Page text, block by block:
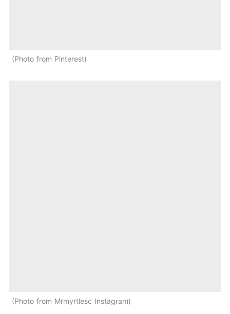
Photo from Pinterest
Photo from Mrmyrtlesc Instagram